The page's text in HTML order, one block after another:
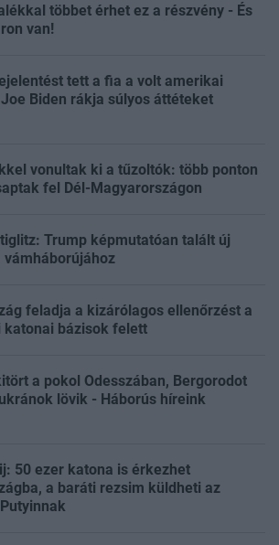
többet érhet ez a részvény - És
van!
tett a fia a volt amerikai
Biden rákja súlyos áttéteket
vonultak ki a tűzoltók: több ponton
fel Dél-Magyarországon
Trump képmutatóan talált új
vámháborújához
feladja a kizárólagos ellenőrzést a
katonai bázisok felett
a pokol Odesszában, Bergorodot
lövik - Háborús híreink
50 ezer katona is érkezhet
a baráti rezsim küldheti az